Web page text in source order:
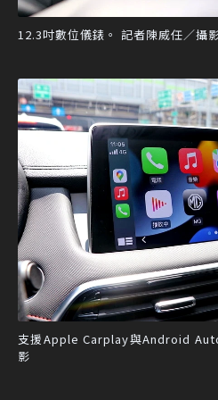
12.3吋數位儀錶。 記者陳威任／攝
支援Apple Carplay與Android
影